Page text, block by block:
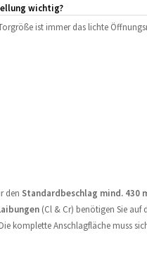
wichtig?
ist immer das lichte
den Standardbeschlag mind. 430
(Cl & Cr) benötigen Sie auf
komplette Anschlagfläche muss